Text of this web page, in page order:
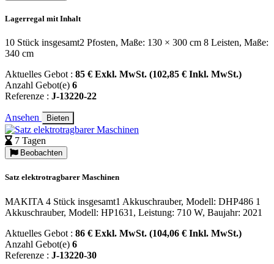
Lagerregal mit Inhalt
10 Stück insgesamt2 Pfosten, Maße: 130 × 300 cm 8 Leisten, Maße:
340 cm
Aktuelles Gebot : 85 € Exkl. MwSt. (102,85 € Inkl. MwSt.)
Anzahl Gebot(e) 6
Referenze : J-13220-22
Ansehen Bieten
7 Tagen
Beobachten
Satz elektrotragbarer Maschinen
MAKITA 4 Stück insgesamt1 Akkuschrauber, Modell: DHP486 1
Akkuschrauber, Modell: HP1631, Leistung: 710 W, Baujahr: 2021
Aktuelles Gebot : 86 € Exkl. MwSt. (104,06 € Inkl. MwSt.)
Anzahl Gebot(e) 6
Referenze : J-13220-30